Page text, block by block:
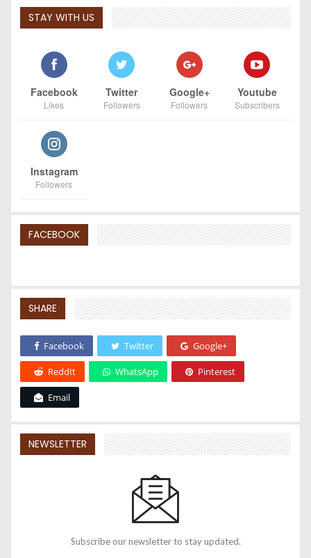
STAY WITH US
Facebook
Likes
Twitter
Followers
Google+
Followers
Youtube
Subscribers
Instagram
Followers
FACEBOOK
SHARE
Facebook Twitter Google+
ReddIt WhatsApp Pinterest
Email
NEWSLETTER
Subscribe our newsletter to stay updated.